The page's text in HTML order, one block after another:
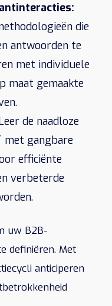
die
antwoorden te
met individuele
maat gemaakte
de naadloze
met gangbare
efficiënte
verbeterde
uw B2B-
definiëren. Met
anticiperen